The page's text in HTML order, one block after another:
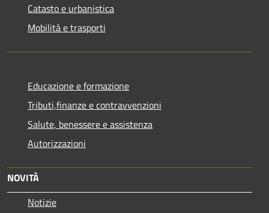
Catasto e urbanistica
Mobilità e trasporti
Educazione e formazione
Tributi,finanze e contravvenzioni
Salute, benessere e assistenza
Autorizzazioni
NOVITÀ
Notizie